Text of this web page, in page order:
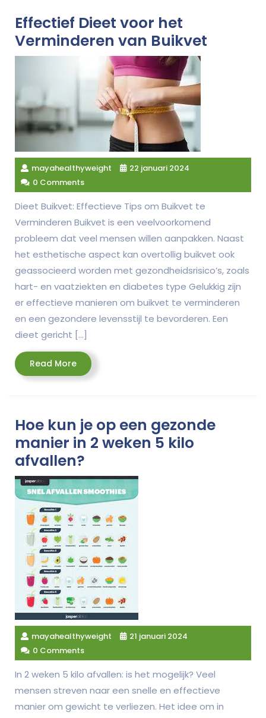
Effectief Dieet voor het
Verminderen van Buikvet
mayahealthyweight
22 januari 2024
0 Comments
Dieet Buikvet: Effectieve Tips om Buikvet te
Verminderen Buikvet is een veelvoorkomend
probleem dat veel mensen willen aanpakken. Naast
het esthetische aspect kan overtollig buikvet ook
geassocieerd worden met gezondheidsrisico’s, zoals
hart- en vaatziekten en diabetes type Gelukkig zijn
er effectieve manieren om buikvet te verminderen
en een gezondere levensstijl te bevorderen. Een
dieet gericht […]
Read MoreRead
More
Hoe kun je op een gezonde
manier in 2 weken 5 kilo
afvallen?
mayahealthyweight
21 januari 2024
0 Comments
In 2 weken 5 kilo afvallen: is het mogelijk? Veel
mensen streven naar een snelle en effectieve
manier om gewicht te verliezen. Het idee om in